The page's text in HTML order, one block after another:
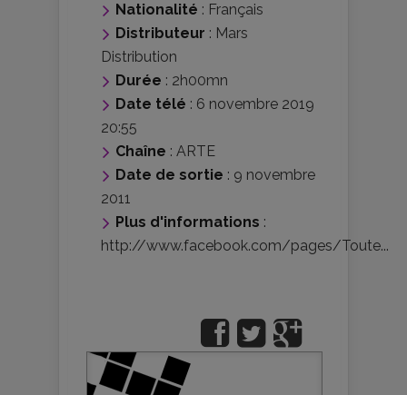
Nationalité : Français
Distributeur : Mars
Distribution
Durée : 2h00mn
Date télé : 6 novembre 2019
20:55
Chaîne : ARTE
Date de sortie : 9 novembre
2011
Plus d'informations :
http://www.facebook.com/pages/Toute...